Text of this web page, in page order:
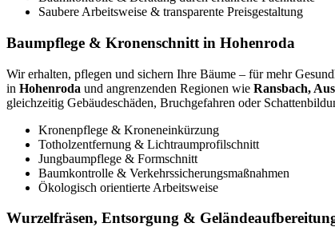
Saubere Arbeitsweise & transparente Preisgestaltung
Baumpflege & Kronenschnitt in Hohenroda
Wir erhalten, pflegen und sichern Ihre Bäume – für mehr
in Hohenroda und angrenzenden Regionen wie Ransbach,
gleichzeitig Gebäudeschäden, Bruchgefahren oder
Kronenpflege & Kroneneinkürzung
Totholzentfernung & Lichtraumprofilschnitt
Jungbaumpflege & Formschnitt
Baumkontrolle & Verkehrssicherungsmaßnahmen
Ökologisch orientierte Arbeitsweise
Wurzelfräsen, Entsorgung &